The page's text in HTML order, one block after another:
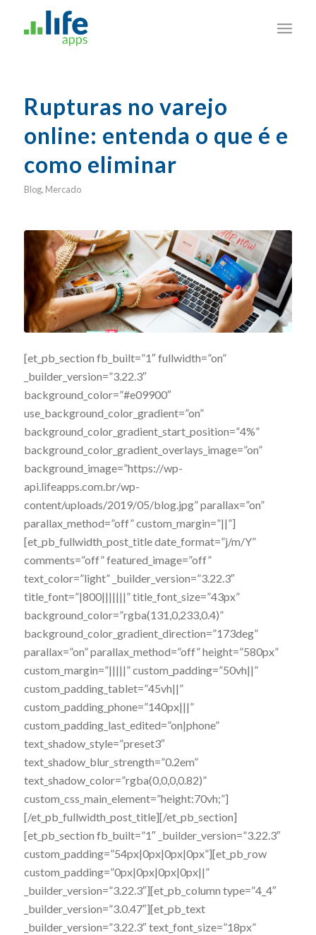
Rupturas no varejo
online: entenda o que é e
como eliminar
Blog, Mercado
[et_pb_section fb_built=”1″ fullwidth=”on”
_builder_version=”3.22.3″
background_color=”#e09900″
use_background_color_gradient=”on”
background_color_gradient_start_position=”4%”
background_color_gradient_overlays_image=”on”
background_image=”https://wp-
api.lifeapps.com.br/wp-
content/uploads/2019/05/blog.jpg” parallax=”on”
parallax_method=”off” custom_margin=”||”]
[et_pb_fullwidth_post_title date_format=”j/m/Y”
comments=”off” featured_image=”off”
text_color=”light” _builder_version=”3.22.3″
title_font=”|800|||||||” title_font_size=”43px”
background_color=”rgba(131,0,233,0.4)”
background_color_gradient_direction=”173deg”
parallax=”on” parallax_method=”off” height=”580px”
custom_margin=”|||||” custom_padding=”50vh||”
custom_padding_tablet=”45vh||”
custom_padding_phone=”140px|||”
custom_padding_last_edited=”on|phone”
text_shadow_style=”preset3″
text_shadow_blur_strength=”0.2em”
text_shadow_color=”rgba(0,0,0,0.82)”
custom_css_main_element=”height:70vh;”]
[/et_pb_fullwidth_post_title][/et_pb_section]
[et_pb_section fb_built=”1″ _builder_version=”3.22.3″
custom_padding=”54px|0px|0px|0px”][et_pb_row
custom_padding=”0px|0px|0px|0px||”
_builder_version=”3.22.3″][et_pb_column type=”4_4″
_builder_version=”3.0.47″][et_pb_text
_builder_version=”3.22.3″ text_font_size=”18px”